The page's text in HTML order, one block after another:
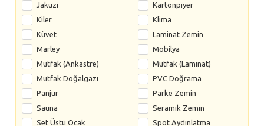
Jakuzi
Kartonpiyer
Kiler
Klima
Küvet
Laminat Zemin
Marley
Mobilya
Mutfak (Ankastre)
Mutfak (Laminat)
Mutfak Doğalgazı
PVC Doğrama
Panjur
Parke Zemin
Sauna
Seramik Zemin
Set Üstü Ocak
Spot Aydınlatma